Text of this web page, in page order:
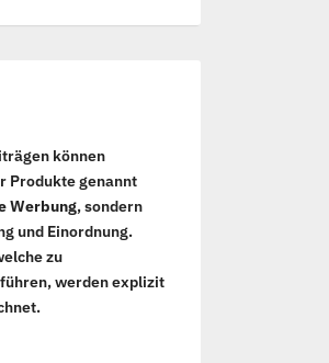
können
Produkte genannt
Werbung, sondern
und Einordnung.
zu
werden explizit